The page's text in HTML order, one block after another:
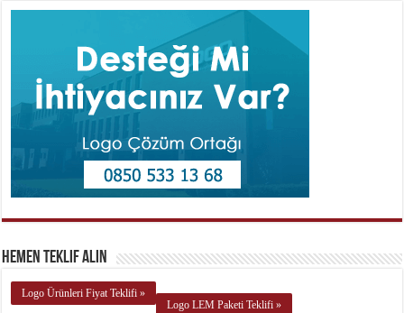
Hemen Teklif Alın
Logo Ürünleri Fiyat Teklifi »
Logo LEM Paketi Teklifi »